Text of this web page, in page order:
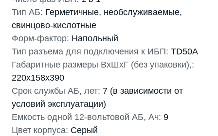
Тип АБ: Герметичные, необслуживаемые,
свинцово-кислотные
Форм-фактор: Напольный
Тип разъема для подключения к ИБП: TD50A
Габаритные размеры ВхШхГ (без упаковки),:
220х158х390
Срок службы АБ, лет: 7 (в зависимости от
условий эксплуатации)
Емкость одной 12-вольтовой АБ, Ач: 9
Цвет корпуса: Серый